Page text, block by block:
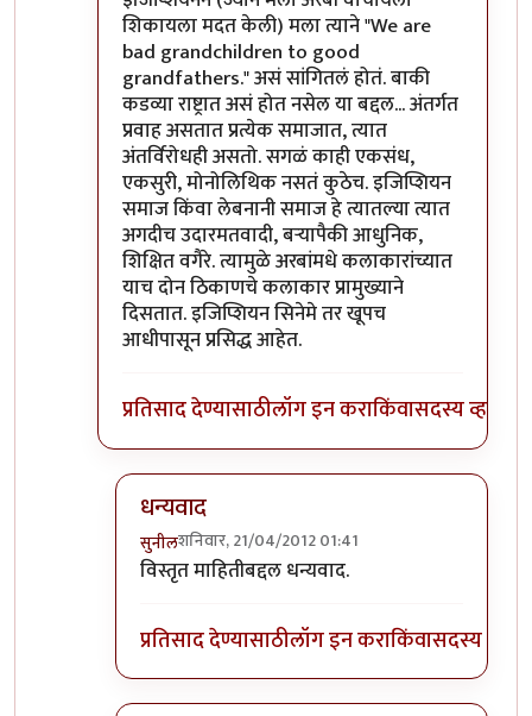
शिकायला मदत केली) मला त्याने "We are
bad grandchildren to good
grandfathers." असं सांगितलं होतं. बाकी
कडव्या राष्ट्रात असं होत नसेल या बद्दल... अंतर्गत
प्रवाह असतात प्रत्येक समाजात, त्यात
अंतर्विरोधही असतो. सगळं काही एकसंध,
एकसुरी, मोनोलिथिक नसतं कुठेच. इजिप्शियन
समाज किंवा लेबनानी समाज हे त्यातल्या त्यात
अगदीच उदारमतवादी, बर्‍यापैकी आधुनिक,
शिक्षित वगैरे. त्यामुळे अरबांमधे कलाकारांच्यात
याच दोन ठिकाणचे कलाकार प्रामुख्याने
दिसतात. इजिप्शियन सिनेमे तर खूपच
आधीपासून प्रसिद्ध आहेत.
प्रतिसाद देण्यासाठीलॉग इन कराकिंवासदस्य व्हा
धन्यवाद
सुनीलशनिवार, 21/04/2012 01:41
In reply to@चित्रगुप्त : क्षमस्व. चुकी
विस्तृत माहितीबद्दल धन्यवाद.
प्रतिसाद देण्यासाठीलॉग इन कराकिंवासदस्य व्हा